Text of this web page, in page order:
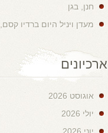
חנן, בגן
מעדן ויניל היום ברדיו קסם, 106 FM
ארכיונים
אוגוסט 2026
יולי 2026